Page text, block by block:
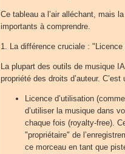
Ce tableau a l’air alléchant, mais
importants à comprendre.
1. La différence cruciale :
La plupart des outils de musique
propriété des droits d’auteur.
Licence d’utilisation
d’utiliser la musique dans
chaque fois (royalty-free).
"propriétaire" de
ce morceau en tant que